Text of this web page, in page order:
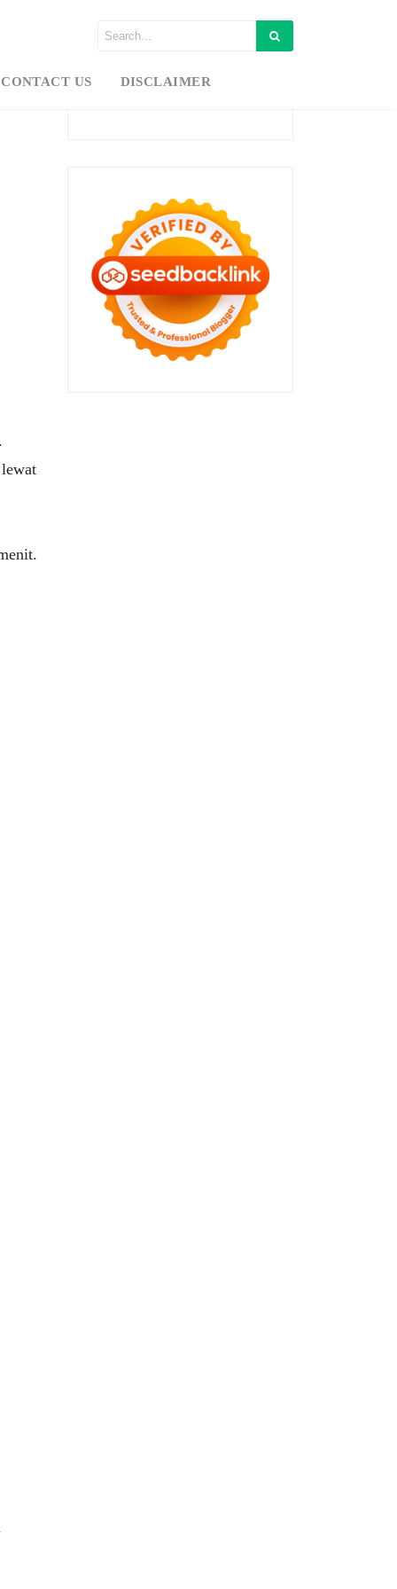
CONTACT US DISCLAIMER